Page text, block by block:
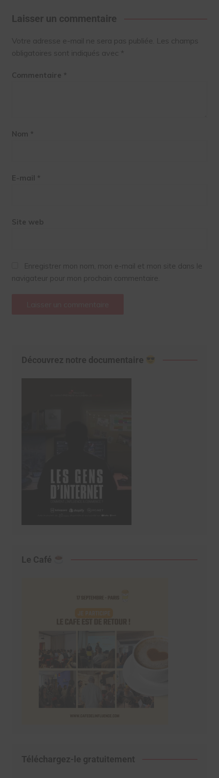
Laisser un commentaire
Votre adresse e-mail ne sera pas publiée. Les champs
obligatoires sont indiqués avec *
Commentaire *
Nom *
E-mail *
Site web
Enregistrer mon nom, mon e-mail et mon site dans le
navigateur pour mon prochain commentaire.
Découvrez notre documentaire
Le Café
Téléchargez-le gratuitement